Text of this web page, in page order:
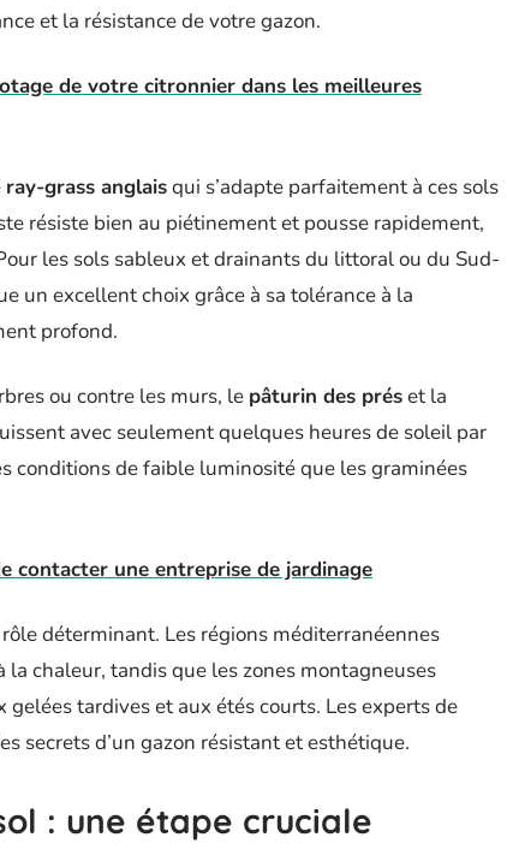
et la résistance de votre gazon.
de votre citronnier dans les meilleures
ray-grass anglaisqui s’adapte parfaitement à ces sols
résiste bien au piétinement et pousse rapidement,
les sols sableux et drainants du littoral ou du Sud-
un excellent choix grâce à sa tolérance à la
profond.
ou contre les murs, le pâturin des préset la
avec seulement quelques heures de soleil par
conditions de faible luminosité que les graminées
contacter une entreprise de jardinage
déterminant. Les régions méditerranéennes
chaleur, tandis que les zones montagneuses
tardives et aux étés courts. Les experts de
secrets d’un gazon résistant et esthétique.
: une étape cruciale